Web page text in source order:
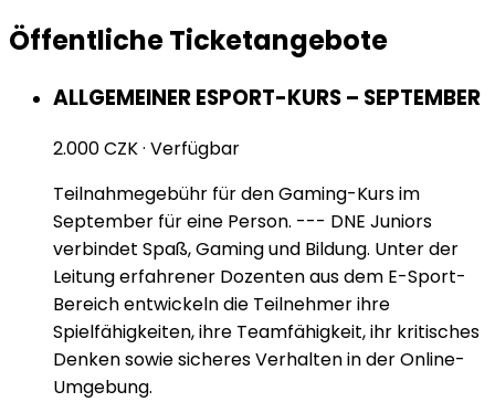
Öffentliche Ticketangebote
ALLGEMEINER ESPORT-KURS – SEPTEMBER
2.000 CZK· Verfügbar
Teilnahmegebühr für den Gaming-Kurs im
September für eine Person. --- DNE Juniors
verbindet Spaß, Gaming und Bildung. Unter der
Leitung erfahrener Dozenten aus dem E-Sport-
Bereich entwickeln die Teilnehmer ihre
Spielfähigkeiten, ihre Teamfähigkeit, ihr kritisches
Denken sowie sicheres Verhalten in der Online-
Umgebung.